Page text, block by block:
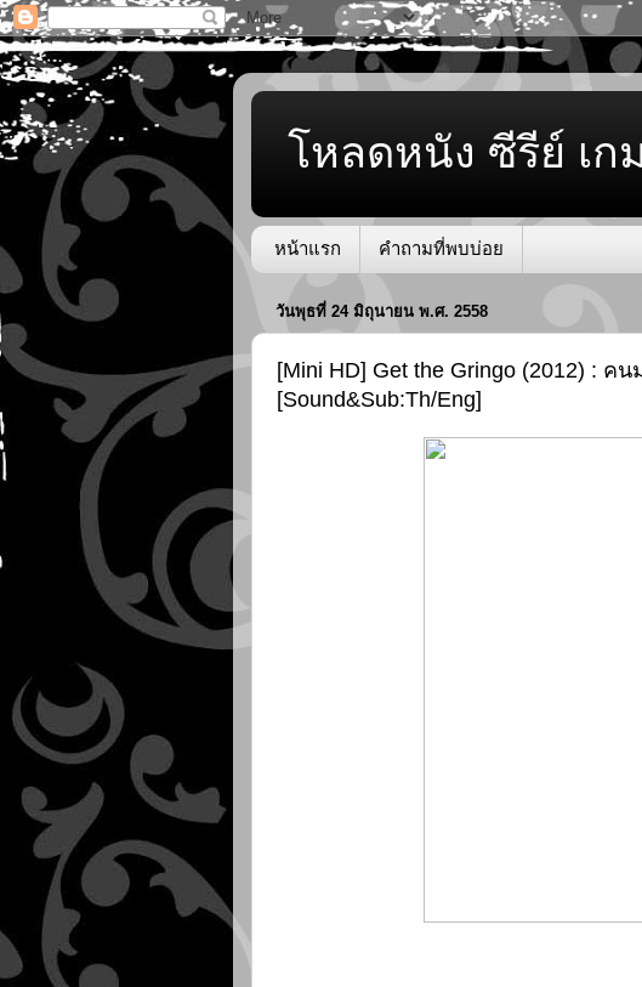
โหลดหนัง ซีรีย์ เก
หน้าแรก คำถามที่พบบ่อย
วันพุธที่ 24 มิถุนายน พ.ศ. 2558
[Mini HD] Get the Gringo (2012) : ค
[Sound&Sub:Th/Eng]